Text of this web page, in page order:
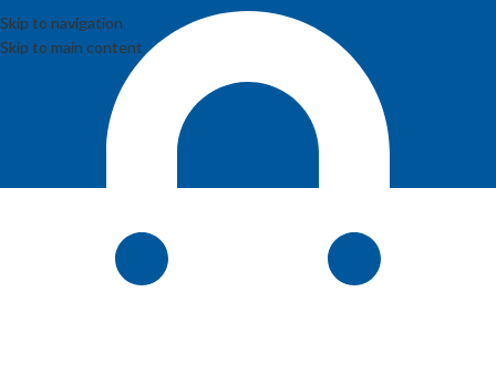
Skip to navigation
Skip to main content